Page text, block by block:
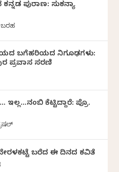
ಪುರಾಣ: ಸುಕನ್ಯಾ
ಬರಹ
ಬಗೆಹರಿಯದ ನಿಗೂಢಗಳು:
ಪ್ರವಾಸ ಸರಣಿ
ಕೆಟ್ಟಿದ್ದಾರೆ: ಪ್ರೊ.
ಬರೆದ ಈ ದಿನದ ಕವಿತೆ